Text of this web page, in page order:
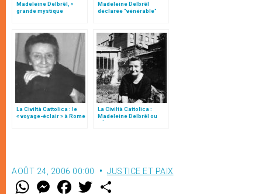
Madeleine Delbrêl, «
grande mystique
Madeleine Delbrêl
déclarée "vénérable"
La Civiltà Cattolica : le
« voyage-éclair » à Rome
La Civiltà Cattolica :
Madeleine Delbrêl ou
l’Église « en avance de 80
AOÛT 24, 2006 00:00 JUSTICE ET PAIX
W M
e
F
a w